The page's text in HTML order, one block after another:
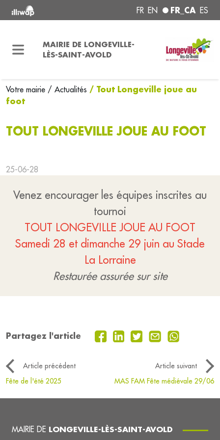
FR EN FR_CA ES
MAIRIE DE LONGEVILLE-
LÈS-SAINT-AVOLD
Votre mairie / Actualités / Tout Longeville joue au
foot
TOUT LONGEVILLE JOUE AU FOOT
25-06-28
Venez encourager les équipes inscrites au
tournoi
TOUT LONGEVILLE JOUE AU FOOT
Samedi 28 et dimanche 29 juin au Stade
La Lorraine
Restaurée assurée sur site
Partagez l'article
Article précédent
Article suivant
Fête de l'été 2025
MAS FAM Fête médiévale 29/06
MAIRIE DE LONGEVILLE-LÈS-SAINT-AVOLD